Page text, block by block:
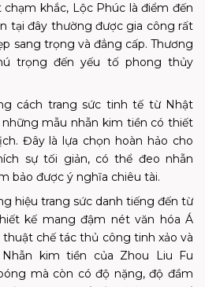
khắc, Lộc Phúc là điểm đến
tại đây thường được gia công rất
sang trọng và đẳng cấp. Thương
trọng đến yếu tố phong thủy
cách trang sức tinh tế từ Nhật
những mẫu nhẫn kim tiền có thiết
Đây là lựa chọn hoàn hảo cho
sự tối giản, có thể đeo nhẫn
bảo được ý nghĩa chiêu tài.
hiệu trang sức danh tiếng đến từ
kế mang đậm nét văn hóa Á
chế tác thủ công tinh xảo và
kim tiền của Zhou Liu Fu
mà còn có độ nặng, độ đầm